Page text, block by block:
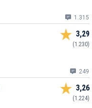
1.315
3,29
(1.230)
249
3,26
(1.224)